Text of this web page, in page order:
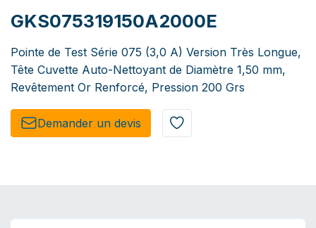
GKS075319150A2000E
Pointe de Test Série 075 (3,0 A) Version Très Longue,
Tête Cuvette Auto-Nettoyant de Diamètre 1,50 mm,
Revêtement Or Renforcé, Pression 200 Grs
Demander un de​​vis​​